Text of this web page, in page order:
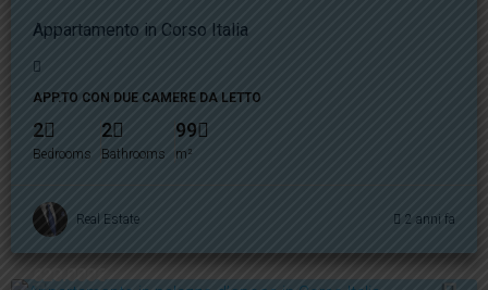
Appartamento in Corso Italia
APP.TO CON DUE CAMERE DA LETTO
2
Bedrooms
2
Bathrooms
99
m²
Real Estate 2 anni fa
620.000€